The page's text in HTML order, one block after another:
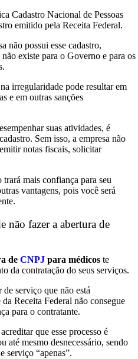
Cadastro Nacional de Pessoas
emitido pela Receita Federal.
não possui esse cadastro,
existe para o Governo e para os
irregularidade pode resultar em
e em outras sanções
suas atividades, é
Sem isso, a empresa não
notas fiscais, solicitar
mais confiança para seu
vantagens, pois você será
não fazer a abertura de
de CNPJpara médicos te
da contratação do seus serviços.
serviço que não está
Receita Federal não consegue
para o contratante.
que esse processo é
até mesmo desnecessário, sendo
serviço “apenas”.